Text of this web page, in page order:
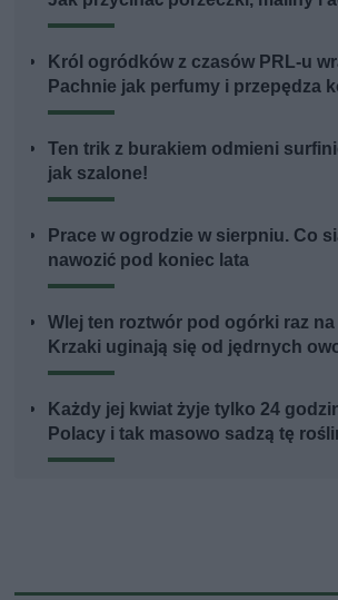
Król ogródków z czasów PRL-u
Pachnie jak perfumy i przepędza
Ten trik z burakiem odmieni
jak szalone!
Prace w ogrodzie w sierpniu. Co
nawozić pod koniec lata
Wlej ten roztwór pod ogórki raz
Krzaki uginają się od jędrnych
Każdy jej kwiat żyje tylko 24
Polacy i tak masowo sadzą tę